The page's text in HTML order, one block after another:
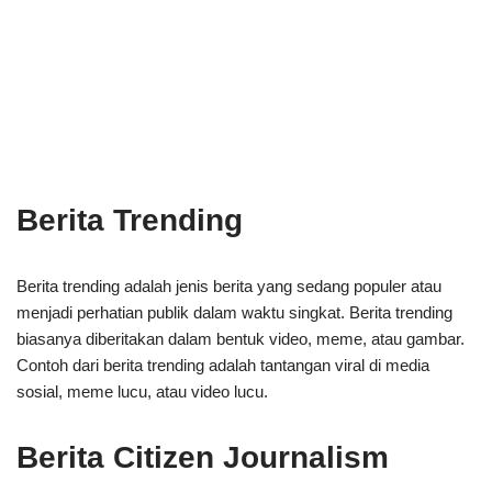
Berita Trending
Berita trending adalah jenis berita yang sedang populer atau
menjadi perhatian publik dalam waktu singkat. Berita trending
biasanya diberitakan dalam bentuk video, meme, atau gambar.
Contoh dari berita trending adalah tantangan viral di media
sosial, meme lucu, atau video lucu.
Berita Citizen Journalism